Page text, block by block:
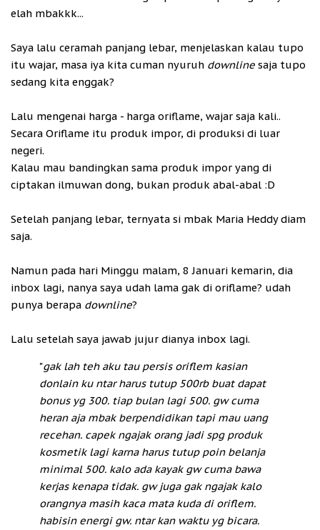
elah mbakkk...
Saya lalu ceramah panjang lebar, menjelaskan kalau tupo
itu wajar, masa iya kita cuman nyuruh downline saja tupo
sedang kita enggak?
Lalu mengenai harga - harga oriflame, wajar saja kali..
Secara Oriflame itu produk impor, di produksi di luar
negeri.
Kalau mau bandingkan sama produk impor yang di
ciptakan ilmuwan dong, bukan produk abal-abal :D
Setelah panjang lebar, ternyata si mbak Maria Heddy diam
saja.
Namun pada hari Minggu malam, 8 Januari kemarin, dia
inbox lagi, nanya saya udah lama gak di oriflame? udah
punya berapa downline?
Lalu setelah saya jawab jujur dianya inbox lagi.
"gak lah teh aku tau persis oriflem kasian
donlain ku ntar harus tutup 500rb buat dapat
bonus yg 300. tiap bulan lagi 500. gw cuma
heran aja mbak berpendidikan tapi mau uang
recehan. capek ngajak orang jadi spg produk
kosmetik lagi karna harus tutup poin belanja
minimal 500. kalo ada kayak gw cuma bawa
kerjas kenapa tidak. gw juga gak ngajak kalo
orangnya masih kaca mata kuda di oriflem.
habisin energi gw. ntar kan waktu yg bicara.